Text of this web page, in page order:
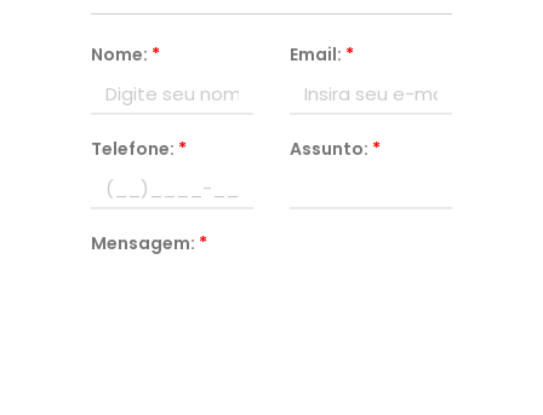
Nome: * Email: *
Telefone: * Assunto: *
Mensagem: *